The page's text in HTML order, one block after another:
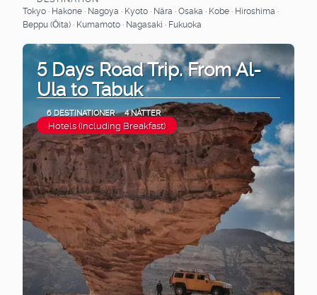
Se
Tokyo · Hakone · Nagoya · Kyoto · Nära · Osaka · Kobe · Hiroshima ·
Beppu (Ōita) · Kumamoto · Nagasaki · Fukuoka
5 Days Road Trip. From Al-
Ula to Tabuk
6 DESTINATIONER 4 NÄTTER
Hotels (Including Breakfast)